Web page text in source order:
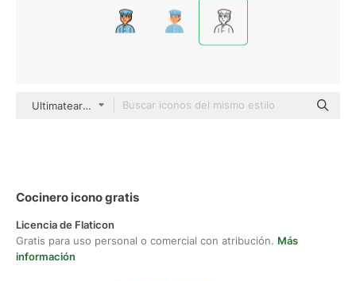
Ultimatearm Outline
Cocinero icono gratis
Licencia de Flaticon
Gratis para uso personal o comercial con atribución. Más
información